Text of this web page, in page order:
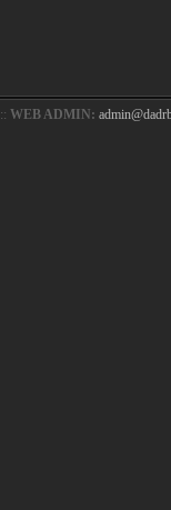
:: WEB ADMIN: